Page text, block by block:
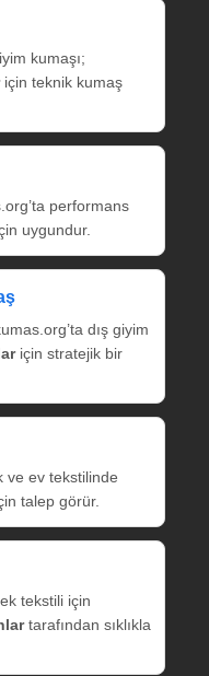
kumaşı;
için teknik kumaş
performans
uygundur.
dış giyim
için stratejik bir
ve ev tekstilinde
talep görür.
tekstili için
tarafından sıklıkla